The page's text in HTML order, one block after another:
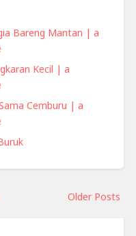
Bareng Mantan | a
Kecil | a
Cemburu | a
Older Posts